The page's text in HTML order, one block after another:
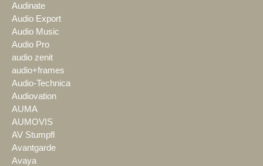
Audinate
Audio Export
Audio Music
Audio Pro
audio zenit
audio+frames
Audio-Technica
Audiovation
AUMA
AUMOVIS
AV Stumpfl
Avantgarde
Avaya